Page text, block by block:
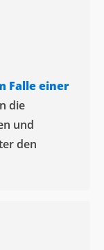
Falle einer
die
und
den